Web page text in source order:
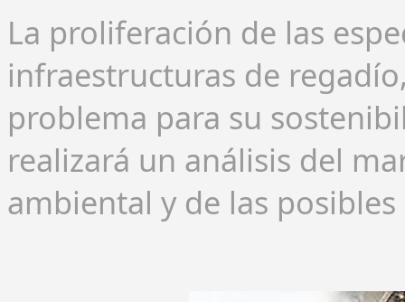
La proliferación de las
infraestructuras de
problema para su
realizará un análisis del
ambiental y de las